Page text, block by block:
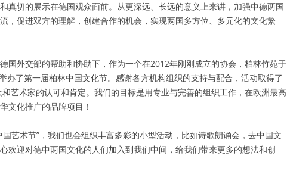
真切的展示在德国观众面前。从更深远、长远的意义上来讲，加强中德两国
，促进双方的理解，创建合作的机会，实现两国多方位、多元化的文化繁
国外交部的帮助和协助下，作为一个在2012年刚刚成立的协会，柏林竹苑于
办了第一届柏林中国文化节。感谢各方机构组织的支持与配合，活动取得了
艺术家的认可和肯定。我们的目标是用专业与完善的组织工作，在欧洲最高
文化推广的品牌项目！
艺术节”，我们也会组织丰富多彩的小型活动，比如诗歌朗诵会，去中国文
欢迎对德中两国文化的人们加入到我们中间，给我们带来更多的想法和创